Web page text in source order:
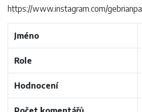
https://www.instagram.com/
Jméno
Role
Hodnocení